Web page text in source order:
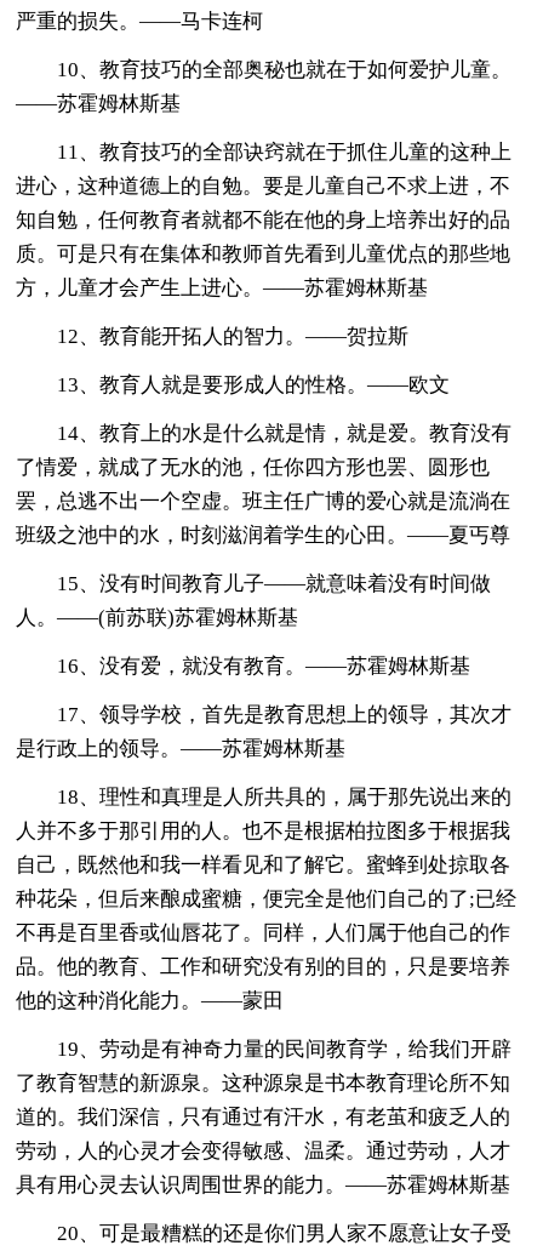
严重的损失。——马卡连柯
10、教育技巧的全部奥秘也就在于如何爱护儿童。
——苏霍姆林斯基
11、教育技巧的全部诀窍就在于抓住儿童的这种上
进心，这种道德上的自勉。要是儿童自己不求上进，不
知自勉，任何教育者就都不能在他的身上培养出好的品
质。可是只有在集体和教师首先看到儿童优点的那些地
方，儿童才会产生上进心。——苏霍姆林斯基
12、教育能开拓人的智力。——贺拉斯
13、教育人就是要形成人的性格。——欧文
14、教育上的水是什么就是情，就是爱。教育没有
了情爱，就成了无水的池，任你四方形也罢、圆形也
罢，总逃不出一个空虚。班主任广博的爱心就是流淌在
班级之池中的水，时刻滋润着学生的心田。——夏丐尊
15、没有时间教育儿子——就意味着没有时间做
人。——(前苏联)苏霍姆林斯基
16、没有爱，就没有教育。——苏霍姆林斯基
17、领导学校，首先是教育思想上的领导，其次才
是行政上的领导。——苏霍姆林斯基
18、理性和真理是人所共具的，属于那先说出来的
人并不多于那引用的人。也不是根据柏拉图多于根据我
自己，既然他和我一样看见和了解它。蜜蜂到处掠取各
种花朵，但后来酿成蜜糖，便完全是他们自己的了;已经
不再是百里香或仙唇花了。同样，人们属于他自己的作
品。他的教育、工作和研究没有别的目的，只是要培养
他的这种消化能力。——蒙田
19、劳动是有神奇力量的民间教育学，给我们开辟
了教育智慧的新源泉。这种源泉是书本教育理论所不知
道的。我们深信，只有通过有汗水，有老茧和疲乏人的
劳动，人的心灵才会变得敏感、温柔。通过劳动，人才
具有用心灵去认识周围世界的能力。——苏霍姆林斯基
20、可是最糟糕的还是你们男人家不愿意让女子受